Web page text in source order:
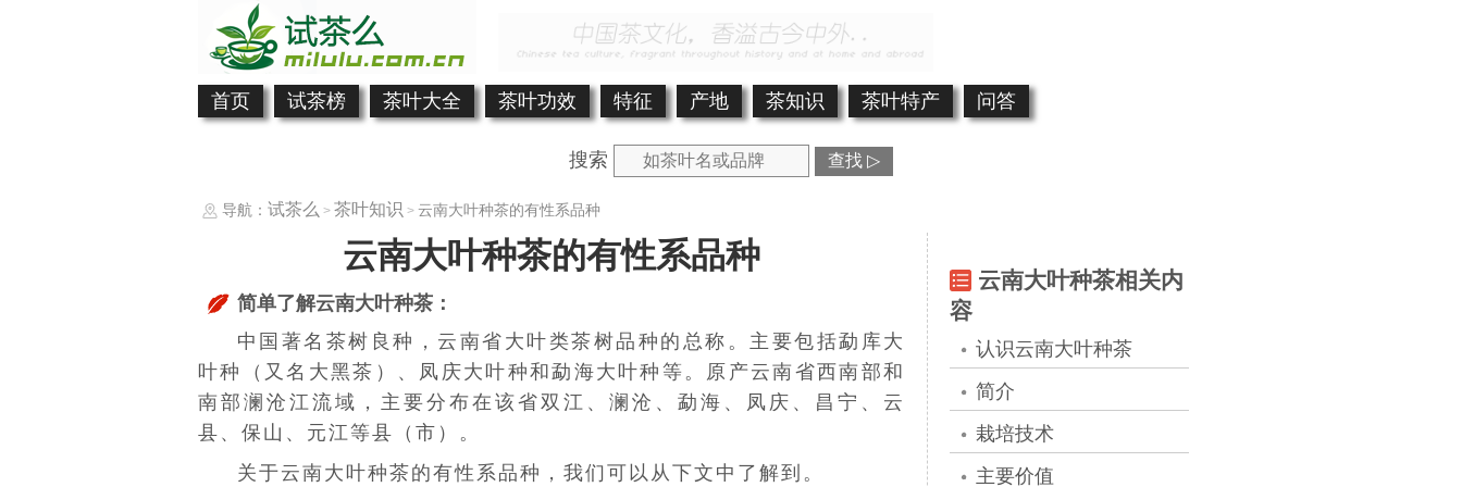
首页 试茶榜 茶叶大全 茶叶功效 特征 产地 茶知识 茶叶特产 问答
搜索 查找 ▷
导航： 试茶么 > 茶叶知识 > 云南大叶种茶的有性系品种
云南大叶种茶的有性系品种
简单了解云南大叶种茶：
中国著名茶树良种，云南省大叶类茶树品种的总称。主要包括勐库大
叶种（又名大黑茶 ）、 凤庆大叶种和勐海大叶种 等。原产云南省西南部和
南部 澜沧江流域，主要分布在该省双江、澜沧、勐海、凤庆、昌宁、云
县、保山、元江等县（市）。
关于云南大叶种茶的有性系品种，我们可以从下文中了解到。
云南大叶种茶相关内
容
认识云南大叶种茶
简介
栽培技术
主要价值